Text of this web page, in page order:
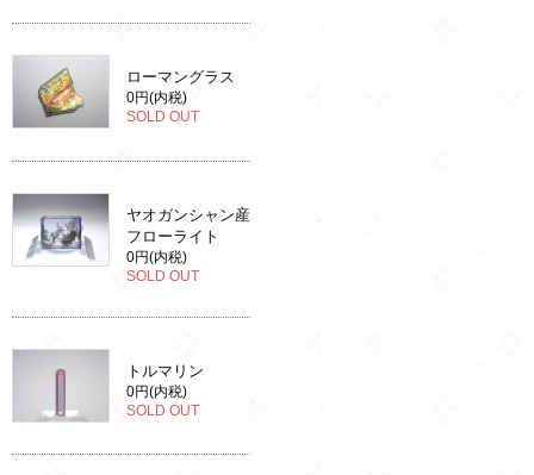
ローマングラス
0円(内税)
SOLD OUT
ヤオガンシャン産
フローライト
0円(内税)
SOLD OUT
トルマリン
0円(内税)
SOLD OUT